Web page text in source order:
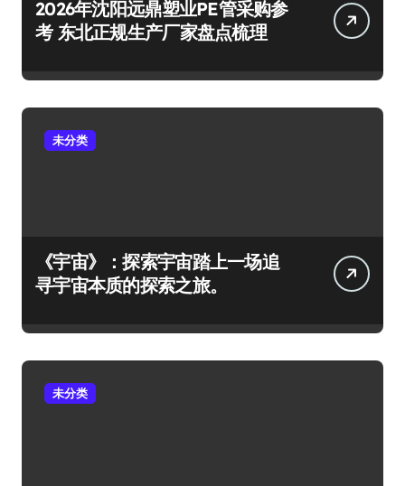
2026年沈阳远鼎塑业PE管采购参
考 东北正规生产厂家盘点梳理
未分类
《宇宙》：探索宇宙踏上一场追
寻宇宙本质的探索之旅。
未分类